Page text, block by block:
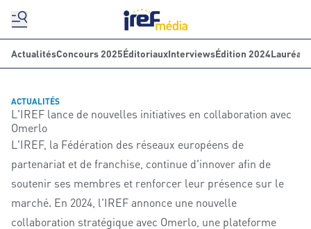
ActualitésConcours 2025ÉditoriauxInterviewsÉdition 2024
ACTUALITÉS
L'IREF lance de nouvelles initiatives en collaboration avec
Omerlo
L'IREF, la Fédération des réseaux européens de
partenariat et de franchise, continue d'innover afin de
soutenir ses membres et renforcer leur présence sur le
marché. En 2024, l'IREF annonce une nouvelle
collaboration stratégique avec Omerlo, une plateforme